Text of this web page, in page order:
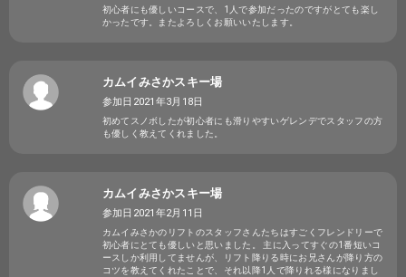
初心者にも優しいコースで、1人で参加だったのですがとても楽し
かったです。またよろしくお願いいたします。
カムイみさかスキー場
参加日2021年3月18日
初めてスノボしたが初心者にも滑りやすいゲレンデでスタッフの方
も優しく教えてくれました。
カムイみさかスキー場
参加日2021年2月11日
カムイみさかのリフトのスタッフさんたちはすごくフレンドリーで
初心者にとても優しいと思いました。 主に入ってすぐの1番短いコ
ースしか利用してませんが、リフト降りる時にお兄さんが降り方の
コツを教えてくれたことで、それ以降1人で降りれる様になりまし